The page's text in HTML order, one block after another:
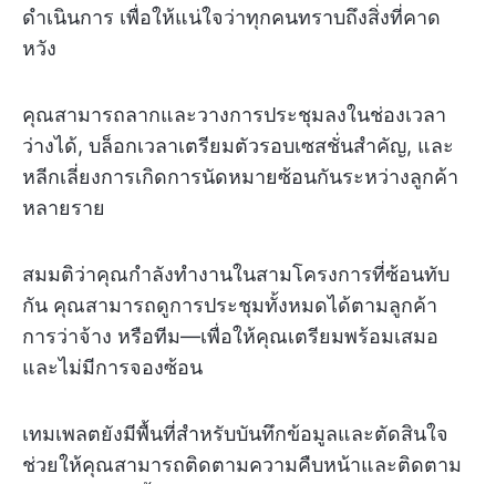
ดำเนินการ เพื่อให้แน่ใจว่าทุกคนทราบถึงสิ่งที่คาด
หวัง
คุณสามารถลากและวางการประชุมลงในช่องเวลา
ว่างได้, บล็อกเวลาเตรียมตัวรอบเซสชั่นสำคัญ, และ
หลีกเลี่ยงการเกิดการนัดหมายซ้อนกันระหว่างลูกค้า
หลายราย
สมมติว่าคุณกำลังทำงานในสามโครงการที่ซ้อนทับ
กัน คุณสามารถดูการประชุมทั้งหมดได้ตามลูกค้า
การว่าจ้าง หรือทีม—เพื่อให้คุณเตรียมพร้อมเสมอ
และไม่มีการจองซ้อน
เทมเพลตยังมีพื้นที่สำหรับบันทึกข้อมูลและตัดสินใจ
ช่วยให้คุณสามารถติดตามความคืบหน้าและติดตาม